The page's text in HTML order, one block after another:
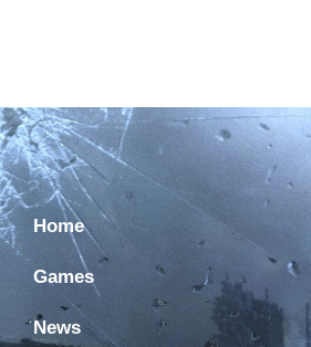
Home
Games
News